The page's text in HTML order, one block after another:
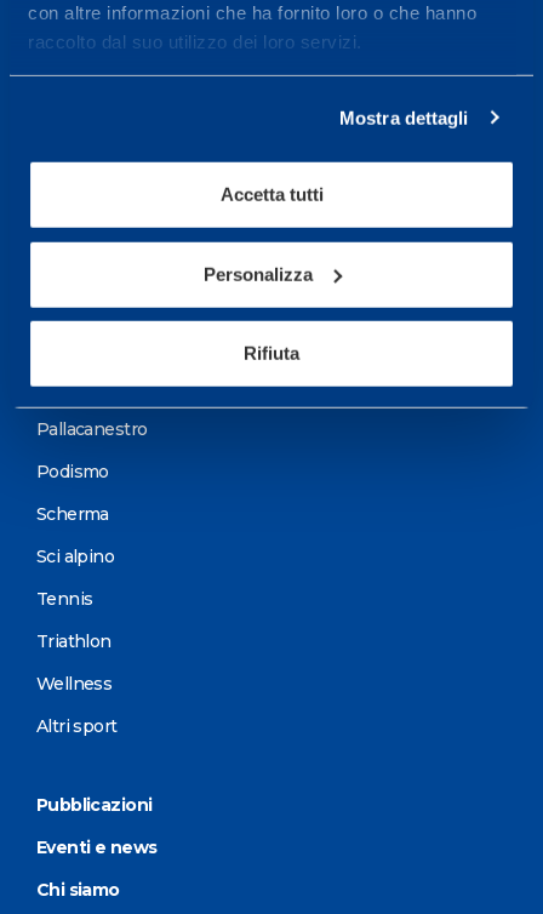
con altre informazioni che ha fornito loro o che hanno
raccolto dal suo utilizzo dei loro servizi.
Mostra dettagli
Accetta tutti
Personalizza
Rifiuta
Servizi
Motorsports
Pallacanestro
Podismo
Scherma
Sci alpino
Tennis
Triathlon
Wellness
Altri sport
Pubblicazioni
Eventi e news
Chi siamo